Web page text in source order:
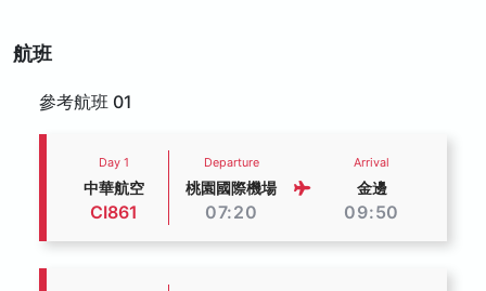
航班
參考航班 01
Day 1
中華航空
CI861
Departure
桃園國際機場
07:20
Arrival
金邊
09:50